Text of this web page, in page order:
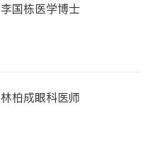
李国栋医学博士
林柏成眼科医师